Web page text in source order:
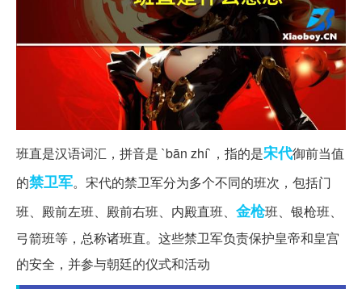
班直是汉语词汇，拼音是 `bān zhí`，指的是宋代御前当值
的禁卫军。宋代的禁卫军分为多个不同的班次，包括门
班、殿前左班、殿前右班、内殿直班、 金枪班、银枪班、
弓箭班等，总称诸班直。这些禁卫军负责保护皇帝和皇宫
的安全，并参与朝廷的仪式和活动